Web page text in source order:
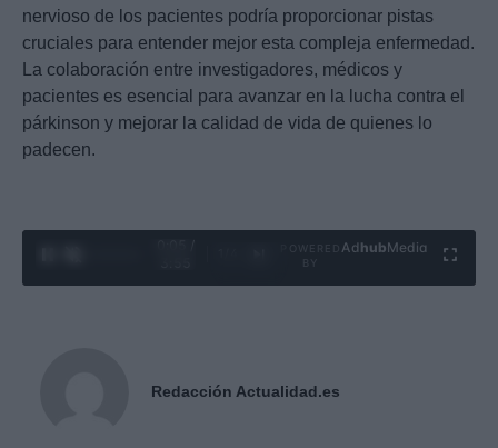
nervioso de los pacientes podría proporcionar pistas
cruciales para entender mejor esta compleja enfermedad.
La colaboración entre investigadores, médicos y
pacientes es esencial para avanzar en la lucha contra el
párkinson y mejorar la calidad de vida de quienes lo
padecen.
Ad hubMedia
Redacción Actualidad.es